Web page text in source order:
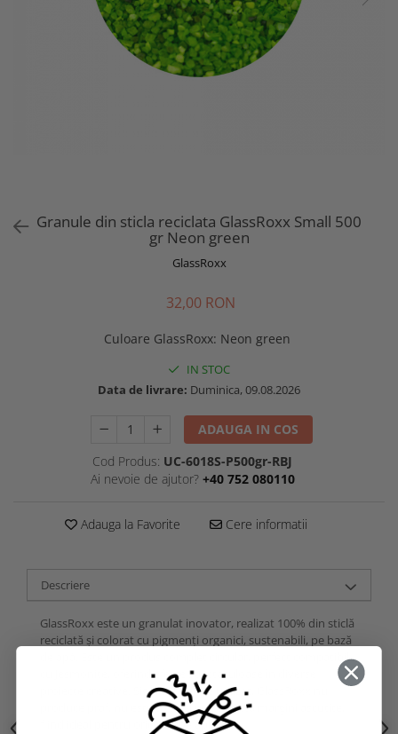
Granule din sticla reciclata GlassRoxx Small 500
gr Neon green
GlassRoxx
32,00 RON
Culoare GlassRoxx: Neon green
IN STOC
Data de livrare: Duminica, 09.08.2026
ADAUGA IN COS
Cod Produs: UC-6018S-P500gr-RBJ
Ai nevoie de ajutor? +40 752 080110
Adauga la Favorite Cere informatii
Descriere
GlassRoxx este un granulat inovator, realizat 100% din sticlă
reciclată și colorat cu pigmenți organici, sustenabili, pe bază
de apă. Este un produs complet circular, perfect compatibil
cu Jesmonite, oferind efecte spectaculoase în diverse
proiecte creative. Sigur și ușor de utilizat, GlassRoxx nu
produce praf, nu este toxic și nu prezintă margini ascuțite,
fiind ideal pentru orice tip de aplicare.